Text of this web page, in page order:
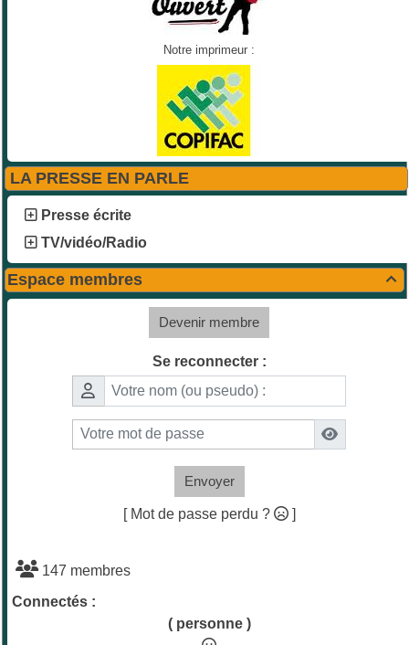
Notre imprimeur :
LA PRESSE EN PARLE
Presse écrite
TV/vidéo/Radio

Espace membres
Devenir membre
Se reconnecter :
Envoyer
[ Mot de passe perdu ? ]
147 membres
Connectés :
( personne )